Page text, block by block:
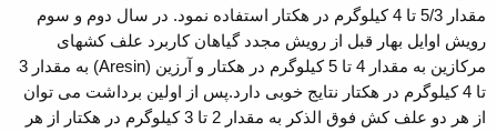
مقدار 5/3 تا 4 کیلوگرم در هکتار استفاده نمود. در سال دوم و سوم
رویش اوایل بهار قبل از رویش مجدد گیاهان کاربرد علف کشهای
مرکازین به مقدار 4 تا 5 کیلوگرم در هکتار و آرزین (Aresin) به مقدار 3
تا 4 کیلوگرم در هکتار نتایج خوبی دارد.پس از اولین برداشت می توان
از هر دو علف کش فوق الذکر به مقدار 2 تا 3 کیلوگرم در هکتار از هر